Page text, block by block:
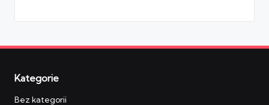
Kategorie
Bez kategorii